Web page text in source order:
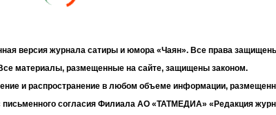
версия журнала сатиры и юмора «Чаян». Все права
материалы, размещенные на сайте, защищены законом.
и распространение в любом объеме информации,
письменного согласия Филиала АО «ТАТМЕДИА» «Редакция